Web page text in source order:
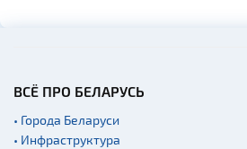
ВСЁ ПРО БЕЛАРУСЬ
• Города Беларуси
• Инфраструктура